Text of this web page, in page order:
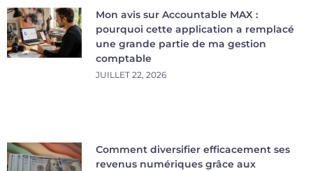
Mon avis sur Accountable MAX :
pourquoi cette application a remplacé
une grande partie de ma gestion
comptable
JUILLET 22, 2026
Comment diversifier efficacement ses
revenus numériques grâce aux